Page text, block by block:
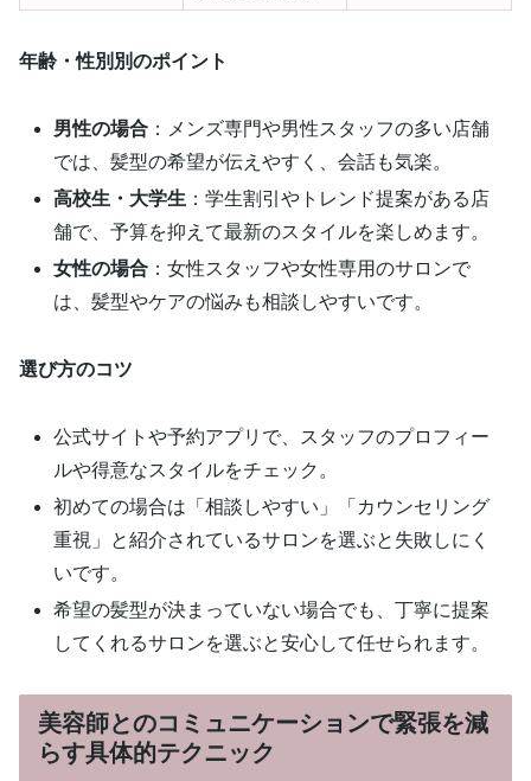
年齢・性別別のポイント
男性の場合 ：メンズ専門や男性スタッフの多い店舗
では、髪型の希望が伝えやすく、会話も気楽。
高校生・大学生 ：学生割引やトレンド提案がある店
舗で、予算を抑えて最新のスタイルを楽しめます。
女性の場合 ：女性スタッフや女性専用のサロンで
は、髪型やケアの悩みも相談しやすいです。
選び方のコツ
公式サイトや予約アプリで、スタッフのプロフィー
ルや得意なスタイルをチェック。
初めての場合は「相談しやすい」「カウンセリング
重視」と紹介されているサロンを選ぶと失敗しにく
いです。
希望の髪型が決まっていない場合でも、丁寧に提案
してくれるサロンを選ぶと安心して任せられます。
美容師とのコミュニケーションで緊張を減
らす具体的テクニック